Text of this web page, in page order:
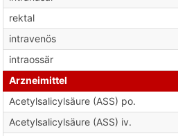
rektal
intravenös
intraossär
Arzneimittel
Acetylsalicylsäure (ASS) po.
Acetylsalicylsäure (ASS) iv.